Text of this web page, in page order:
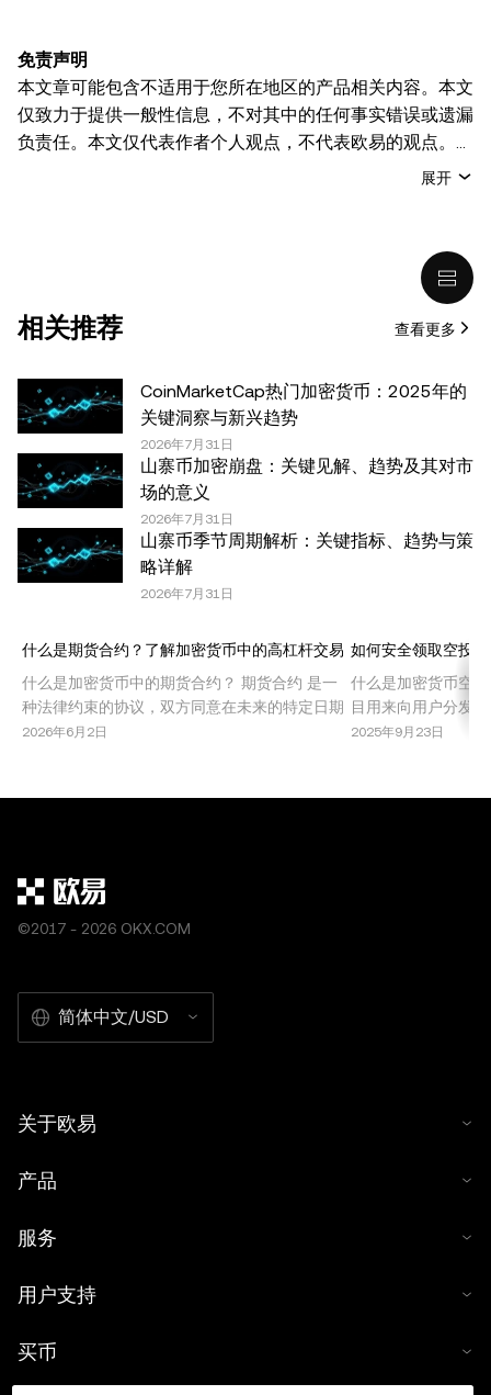
免责声明
本文章可能包含不适用于您所在地区的产品相关内容。本文
仅致力于提供一般性信息，不对其中的任何事实错误或遗漏
负责任。本文仅代表作者个人观点，不代表欧易的观点。
本文无意提供以下任何建议，包括但不限于：(i) 投资建议
(包括稳定币) 涉及高风险，可能会大幅波动，甚至变得毫无
价值。您应根据自己的财务状况仔细考虑交易或持有数字资
产是否适合您。有关您具体情况的问题，请咨询您的法律/
税务/投资专业人士。本文中出现的信息 (包括市场数据和统
数据和图表时已采取了所有合理的谨慎措施，但对于此处表
达的任何事实错误或遗漏，我们不承担任何责任。 © 2025
OKX。本文可以全文复制或分发，也可以使用本文 100 字
或更少的摘录，前提是此类使用是非商业性的。整篇文章的
任何复制或分发亦必须突出说明：“本文版权所有 © 2025
OKX，经许可使用。”允许的摘录必须引用文章名称并包含
出处，例如“文章名称，[作者姓名 (如适用)]，© 2025
OKX”。部分内容可能由人工智能（AI）工具生成或辅助生
展开
相关推荐 查看更多
CoinMarketCap热门加密货币：2025年的
关键洞察与新兴趋势
2026年7月31日
山寨币加密崩盘：关键见解、趋势及其对市
场的意义
2026年7月31日
山寨币季节周期解析：关键指标、趋势与策
略详解
2026年7月31日
什么是期货合约？了解加密货币中的高杠杆交易
什么是加密货币中的期货合约？ 期货合约 是一
种法律约束的协议，双方同意在未来的特定日期
以预定价格买入或卖出某种资产。在加密货币市
格波动。这种交易机制因其高回报潜力，尤其是
2026年6月2日
如何安全领取空投
什么是加密货币空
目用来向用户分发
些活动旨在推广新
同时也伴随着风险
2025年9月23日
©2017 - 2026 OKX.COM
简体中文/USD
关于欧易
产品
服务
用户支持
买币